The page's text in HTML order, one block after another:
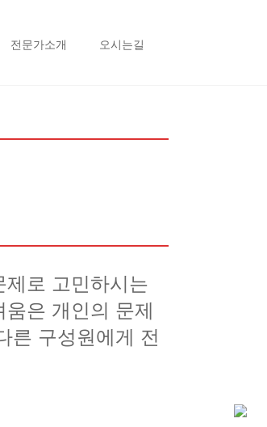
전문가소개 오시는길
로 고민하시는
은 개인의 문제
른 구성원에게 전